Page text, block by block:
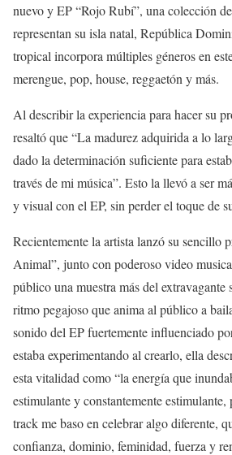
nuevo y EP “Rojo Rubí”, una colección
representan su isla natal, República
tropical incorpora múltiples géneros en
merengue, pop, house, reggaetón y más.
Al describir la experiencia para hacer su
resaltó que “La madurez adquirida a lo
dado la determinación suficiente para
través de mi música”. Esto la llevó a ser
y visual con el EP, sin perder el toque de
Recientemente la artista lanzó su sencillo
Animal”, junto con poderoso video
público una muestra más del extravagante
ritmo pegajoso que anima al público a
sonido del EP fuertemente influenciado
estaba experimentando al crearlo, ella
esta vitalidad como “la energía que
estimulante y constantemente estimulante,
track me baso en celebrar algo diferente,
confianza, dominio, feminidad, fuerza y